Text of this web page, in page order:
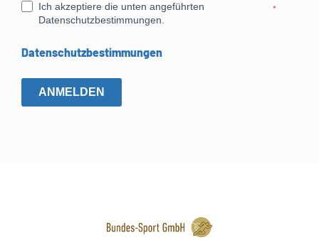
Ich akzeptiere die unten angeführten
Datenschutzbestimmungen.
*
Datenschutzbestimmungen
ANMELDEN